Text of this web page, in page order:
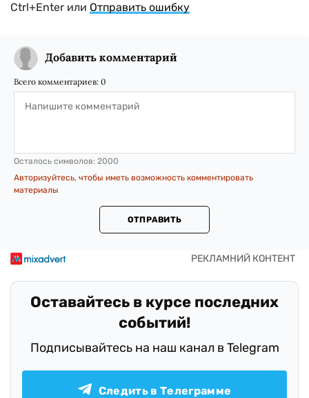
Ctrl+Enter или Отправить ошибку
Добавить комментарий
Всего комментариев: 0
Осталось символов: 2000
Авторизуйтесь, чтобы иметь возможность комментировать
материалы
ОТПРАВИТЬ
Оставайтесь в курсе последних
событий!
Подписывайтесь на наш канал в Telegram
Следить в Телеграмме